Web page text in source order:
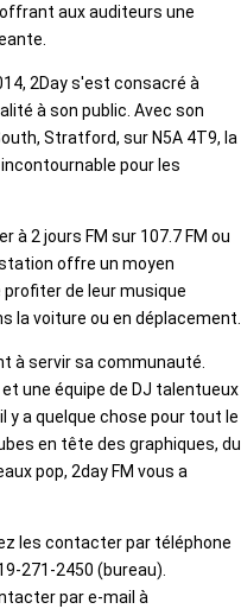
aux auditeurs une
2Day s'est consacré à
à son public. Avec son
Stratford, sur N5A 4T9, la
pour les
à 2 jours FM sur 107.7 FM ou
offre un moyen
de leur musique
la voiture ou en déplacement.
à servir sa communauté.
une équipe de DJ talentueux
a quelque chose pour tout le
en tête des graphiques, du
pop, 2day FM vous a
les contacter par téléphone
271-2450 (bureau).
par e-mail à